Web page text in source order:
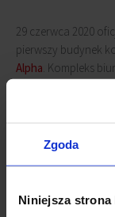
Zgoda
Niniejsza
29 czerwca 2020
pierwszy budynek
Alpha. Kompleks
Echo, Foxtrot, Golf.
Inwestycja
piętrach oraz ok.